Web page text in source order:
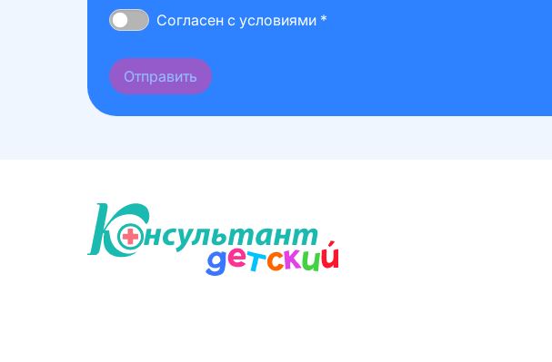
Согласен с условиями *
Отправить